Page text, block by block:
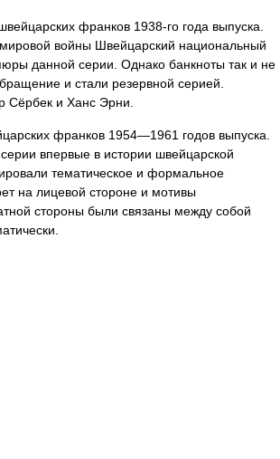
франков 1938-го года выпуска.
войны Швейцарский национальный
данной серии. Однако банкноты так и не
и стали резервной серией.
Сёрбек и Ханс Эрни.
франков 1954—1961 годов выпуска.
впервые в истории швейцарской
тематическое и формальное
на лицевой стороне и мотивы
стороны были связаны между собой